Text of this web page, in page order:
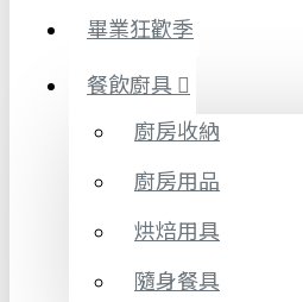
畢業狂歡季
餐飲廚具
廚房收納
廚房用品
烘焙用具
隨身餐具